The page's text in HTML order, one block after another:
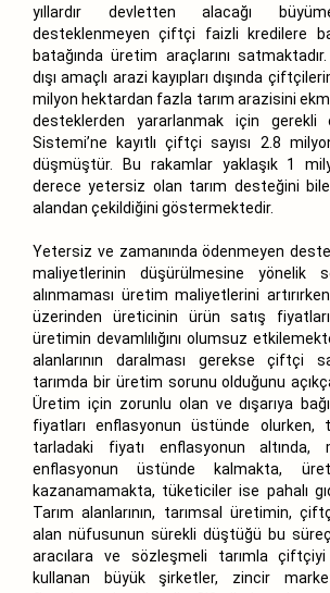
yıllardır devletten alacağı
desteklenmeyen çiftçi faizli kredilere
batağında üretim araçlarını
dışı amaçlı arazi kayıpları dışında
milyon hektardan fazla tarım arazisini
desteklerden yararlanmak için gerekli
Sistemi’ne kayıtlı çiftçi sayısı 2.8
düşmüştür. Bu rakamlar yaklaşık 1
derece yetersiz olan tarım desteğini bile
alandan çekildiğini göstermektedir.
Yetersiz ve zamanında ödenmeyen
maliyetlerinin düşürülmesine yönelik
alınmaması üretim maliyetlerini
üzerinden üreticinin ürün satış
üretimin devamlılığını olumsuz
alanlarının daralması gerekse çiftçi
tarımda bir üretim sorunu olduğunu
Üretim için zorunlu olan ve dışarıya
fiyatları enflasyonun üstünde olurken,
tarladaki fiyatı enflasyonun altında,
enflasyonun üstünde kalmakta,
kazanamamakta, tüketiciler ise pahalı
Tarım alanlarının, tarımsal üretimin, çiftçi
alan nüfusunun sürekli düştüğü bu
aracılara ve sözleşmeli tarımla
kullanan büyük şirketler, zincir